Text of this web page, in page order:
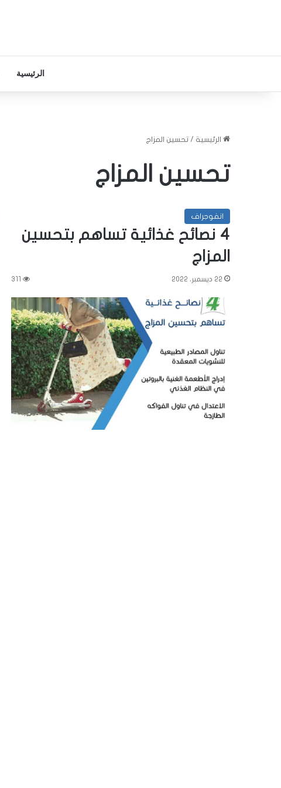
الرئيسية
الرئيسية / تحسين المزاج
تحسين المزاج
انفوجراف
4 نصائح غذائية تساهم بتحسين
المزاج
22 ديسمبر، 2022 311